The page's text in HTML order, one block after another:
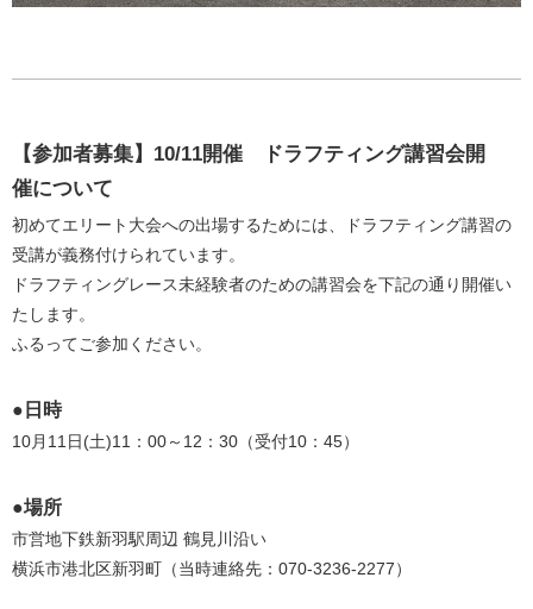
【参加者募集】10/11開催 ドラフティング講習会開
催について
初めてエリート大会への出場するためには、ドラフティング講習の
受講が義務付けられています。
ドラフティングレース未経験者のための講習会を下記の通り開催い
たします。
ふるってご参加ください。
●日時
10月11日(土)11：00～12：30（受付10：45）
●場所
市営地下鉄新羽駅周辺 鶴見川沿い
横浜市港北区新羽町（当時連絡先：070-3236-2277）